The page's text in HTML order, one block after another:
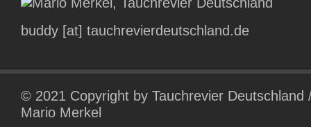
buddy [at] tauchrevierdeutschland.de
© 2021 Copyright by Tauchrevier Deutschland
Mario Merkel